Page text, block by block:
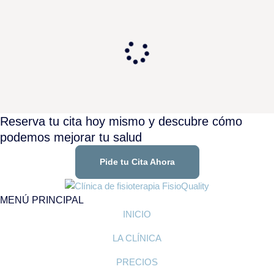
Reserva tu cita hoy mismo y descubre cómo
podemos mejorar tu salud
Pide tu Cita Ahora
MENÚ PRINCIPAL
INICIO
LA CLÍNICA
PRECIOS